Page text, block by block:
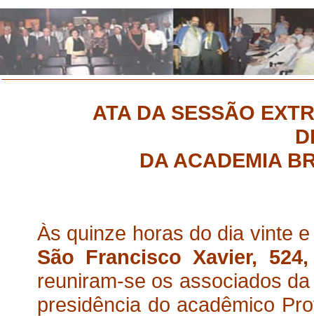
ATA DA SESSÃO
DA ACADEMIA
Às quinze horas do dia vinte
São Francisco Xavier,
reuniram-se os associados
presidência do acadêmico